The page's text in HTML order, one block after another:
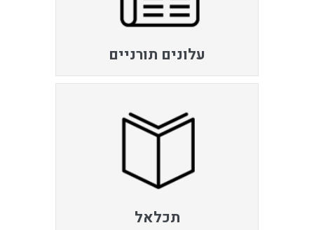
עלונים תורניים
תכלאל